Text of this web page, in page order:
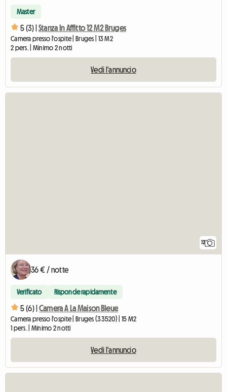
Master
5 (3) | Stanza In Affitto 12 M2 Bruges
Camera presso l'ospite | Bruges | 13 M2
2 pers. | Minimo 2 notti
Vedi l'annuncio
12
36 € / notte
Verificato Risponde rapidamente
5 (6) | Camera A La Maison Bleue
Camera presso l'ospite | Bruges (33520) | 15 M2
1 pers. | Minimo 2 notti
Vedi l'annuncio